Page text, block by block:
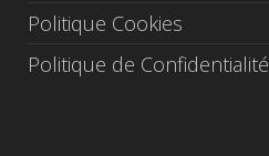
Politique Cookies
Politique de Confidentialité